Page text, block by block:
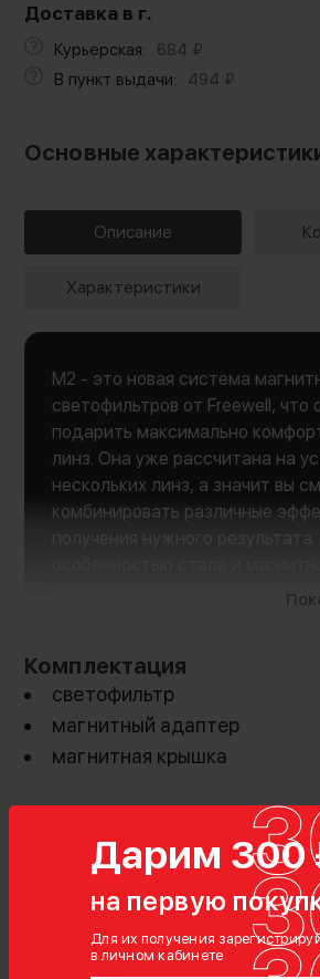
Дарим 300
на первую
Для их получения
в личном кабинете
Доставка в г.
Курьерская: 684 ₽
В пункт выдачи:
494 ₽
Основные
Описание
Характеристики
M2 - это новая система
светофильтров от Freewell, что
подарить максимально
линз. Она уже рассчитана на
нескольких линз, а значит вы
комбинировать различные
получила колечко и теперь
Оптическое
Эти фильтры, изготовленные с
Комплектация
светофильтр
магнитный адаптер
магнитная крышка